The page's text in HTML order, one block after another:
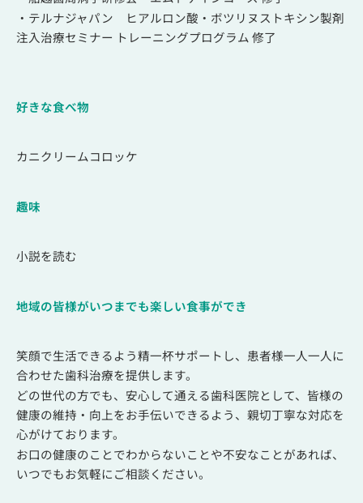
・テルナジャパン ヒアルロン酸・ボツリヌストキシン製剤
注入治療セミナー トレーニングプログラム 修了
好きな食べ物
カニクリームコロッケ
趣味
小説を読む
地域の皆様がいつまでも楽しい食事ができ
笑顔で生活できるよう精一杯サポートし、 患者様一人一人に
合わせた歯科治療を提供します。
どの世代の方でも、安心して通える歯科医院として、 皆様の
健康の維持・向上をお手伝いできるよう、 親切丁寧な対応を
心がけております。
お口の健康のことでわからないことや不安なことがあれば、
いつでもお気軽にご相談ください。